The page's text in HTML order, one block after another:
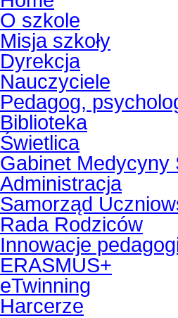
O szkole
Misja szkoły
Dyrekcja
Nauczyciele
Pedagog,
Biblioteka
Świetlica
Gabinet Medycyny
Administracja
Samorząd
Rada Rodziców
Innowacje
ERASMUS+
eTwinning
Harcerze